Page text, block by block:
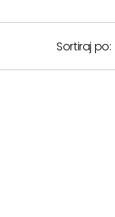
Sortiraj po: